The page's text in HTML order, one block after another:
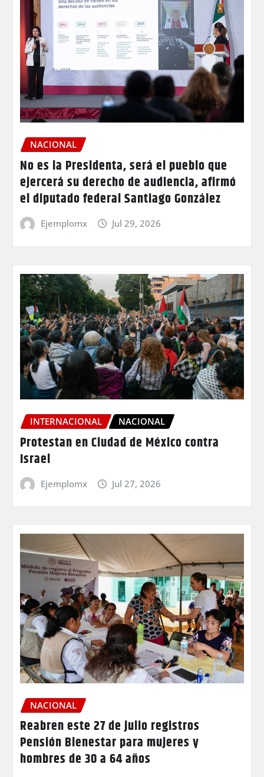
NACIONAL
No es la Presidenta, será el pueblo que
ejercerá su derecho de audiencia, afirmó
el diputado federal Santiago González
Ejemplomx Jul 29, 2026
INTERNACIONAL NACIONAL
Protestan en Ciudad de México contra
Israel
Ejemplomx Jul 27, 2026
NACIONAL
Reabren este 27 de julio registros
Pensión Bienestar para mujeres y
hombres de 30 a 64 años